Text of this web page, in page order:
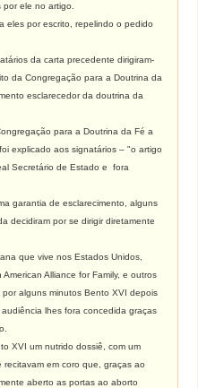
ele no artigo.
por escrito, repelindo o pedido
da carta precedente dirigiram-
da Congregação para a Doutrina da
esclarecedor da doutrina da
para a Doutrina da Fé a
explicado aos signatários – "o artigo
Secretário de Estado e fora
garantia de esclarecimento, alguns
decidiram por se dirigir diretamente
que vive nos Estados Unidos,
Alliance for Family, e outros
alguns minutos Bento XVI depois
lhes fora concedida graças
XVI um nutrido dossiê, com um
em coro que, graças ao
aberto as portas ao aborto